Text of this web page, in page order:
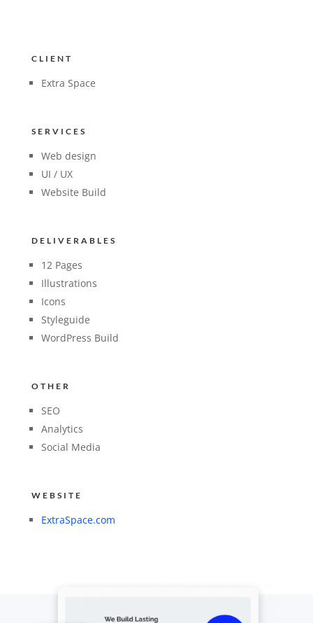
CLIENT
Extra Space
SERVICES
Web design
UI / UX
Website Build
DELIVERABLES
12 Pages
Illustrations
Icons
Styleguide
WordPress Build
OTHER
SEO
Analytics
Social Media
WEBSITE
ExtraSpace.com